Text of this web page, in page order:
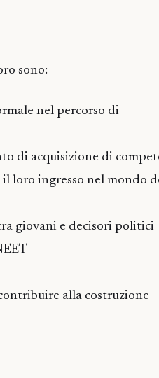
sono:
nel percorso di
di acquisizione di
loro ingresso nel mondo
giovani e decisori politici
alla costruzione